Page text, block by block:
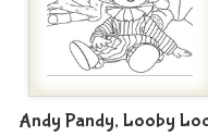
Andy Pandy, Looby